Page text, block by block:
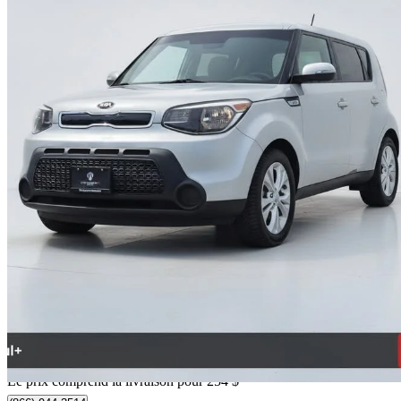
2014 Kia Soul
79 665 km
163 $/mois env.
Livraison à domicile de Richmond, BC
Le prix comprend la livraison pour 254 $